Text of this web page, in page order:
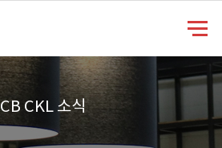
CB CKL 소식